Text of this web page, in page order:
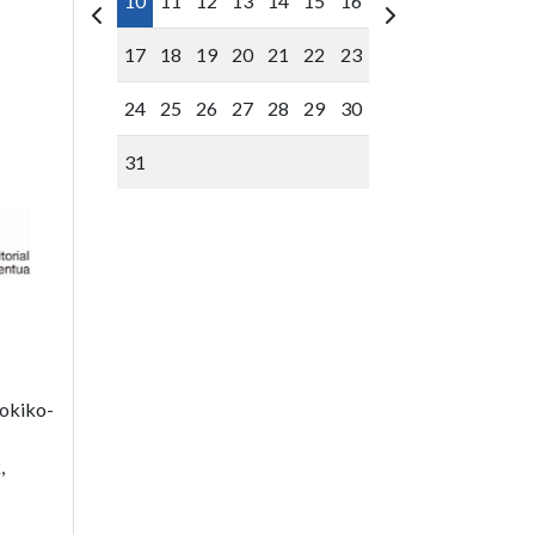
17 18 19 20 21 22 23
24 25 26 27 28 29 30
31